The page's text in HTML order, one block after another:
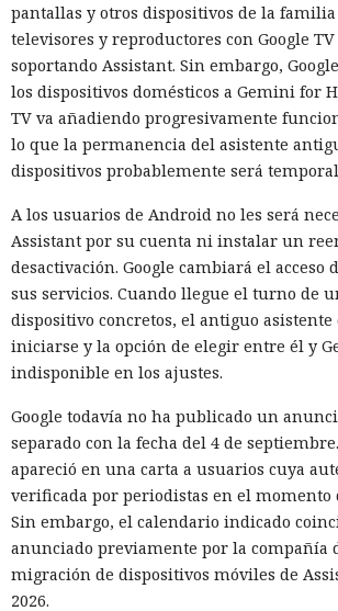
pantallas y otros dispositivos de la familia
televisores y reproductores con Google
soportando Assistant. Sin embargo,
los dispositivos domésticos a Gemini for
TV va añadiendo progresivamente
lo que la permanencia del asistente
dispositivos probablemente será
A los usuarios de Android no les será
Assistant por su cuenta ni instalar un
desactivación. Google cambiará el acceso
sus servicios. Cuando llegue el turno de
dispositivo concretos, el antiguo asistente
iniciarse y la opción de elegir entre él y
indisponible en los ajustes.
Google todavía no ha publicado un
separado con la fecha del 4 de
apareció en una carta a usuarios cuya
verificada por periodistas en el momento
Sin embargo, el calendario indicado
anunciado previamente por la compañía
migración de dispositivos móviles de
2026.
Un solo enlace de un chatbot puede
financiera
Cuanto más segura parece la IA al
pregunta sencilla, más fácil es tomar un
oficial, y una comprobación de Netcraft
asistentes de búsqueda ya dirigen a
de actores maliciosos.
Los especialistas probaron ChatGPT,
Perplexity con consultas sobre las páginas
bancos y grandes tiendas. Casi 3000